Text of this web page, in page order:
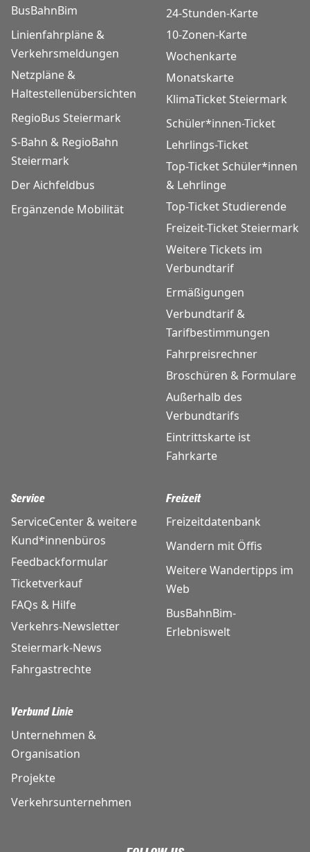
BusBahnBim
Linienfahrpläne &
Verkehrsmeldungen
Netzpläne &
Haltestellenübersichten
RegioBus Steiermark
S-Bahn & RegioBahn
Steiermark
Der Aichfeldbus
Ergänzende Mobilität
24-Stunden-Karte
10-Zonen-Karte
Wochenkarte
Monatskarte
KlimaTicket Steiermark
Schüler*innen-Ticket
Lehrlings-Ticket
Top-Ticket Schüler*innen
& Lehrlinge
Top-Ticket Studierende
Freizeit-Ticket Steiermark
Weitere Tickets im
Verbundtarif
Ermäßigungen
Verbundtarif &
Tarifbestimmungen
Fahrpreisrechner
Broschüren & Formulare
Außerhalb des
Verbundtarifs
Eintrittskarte ist
Fahrkarte
Service
ServiceCenter & weitere
Kund*innenbüros
Feedbackformular
Ticketverkauf
FAQs & Hilfe
Verkehrs-Newsletter
Steiermark-News
Fahrgastrechte
Freizeit
Freizeitdatenbank
Wandern mit Öffis
Weitere Wandertipps im
Web
BusBahnBim-
Erlebniswelt
Verbund Linie
Unternehmen &
Organisation
Projekte
Verkehrsunternehmen